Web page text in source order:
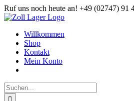
Zum
Inhalt
Ruf uns noch heute an! +49 (02747) 91
Willkommen
Shop
Kontakt
Mein Konto
Suche
nach: